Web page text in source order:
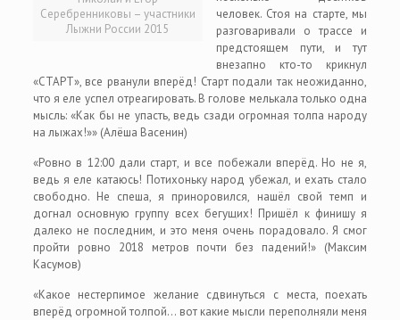
Серебренниковы – участники
Лыжни России 2015
человек. Стоя на старте, мы
разговаривали о трассе и
предстоящем пути, и тут
внезапно кто-то крикнул
«СТАРТ», все рванули вперёд! Старт подали так неожиданно,
что я еле успел отреагировать. В голове мелькала только одна
мысль: «Как бы не упасть, ведь сзади огромная толпа народу
на лыжах!»» (Алёша Васенин)
«Ровно в 12:00 дали старт, и все побежали вперёд. Но не я,
ведь я еле катаюсь! Потихоньку народ убежал, и ехать стало
свободно. Не спеша, я приноровился, нашёл свой темп и
догнал основную группу всех бегущих! Пришёл к финишу я
далеко не последним, и это меня очень порадовало. Я смог
пройти ровно 2018 метров почти без падений!» (Максим
Касумов)
«Какое нестерпимое желание сдвинуться с места, поехать
вперёд огромной толпой… вот какие мысли переполняли меня